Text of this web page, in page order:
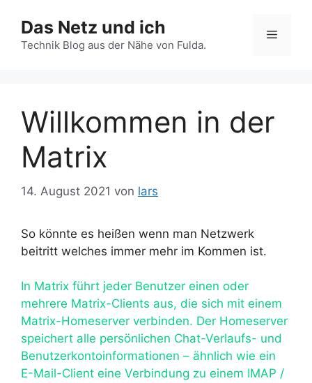
Inhalt
springen
Das Netz und ich
Technik Blog aus der Nähe von Fulda.
Menü
Willkommen in der
Matrix
14. August 2021 von lars
So könnte es heißen wenn man Netzwerk
beitritt welches immer mehr im Kommen ist.
In Matrix führt jeder Benutzer einen oder
mehrere Matrix-Clients aus, die sich mit einem
Matrix-Homeserver verbinden. Der Homeserver
speichert alle persönlichen Chat-Verlaufs- und
Benutzerkontoinformationen – ähnlich wie ein
E-Mail-Client eine Verbindung zu einem IMAP /